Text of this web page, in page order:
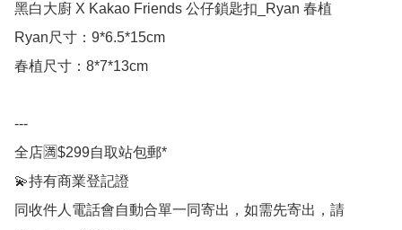
黑白大廚 X Kakao Friends 公仔鎖匙扣_Ryan 春植
Ryan尺寸：9*6.5*15cm
春植尺寸：8*7*13cm
---
全店🈵$299自取站包郵*
💫持有商業登記證
同收件人電話會自動合單一同寄出，如需先寄出，請